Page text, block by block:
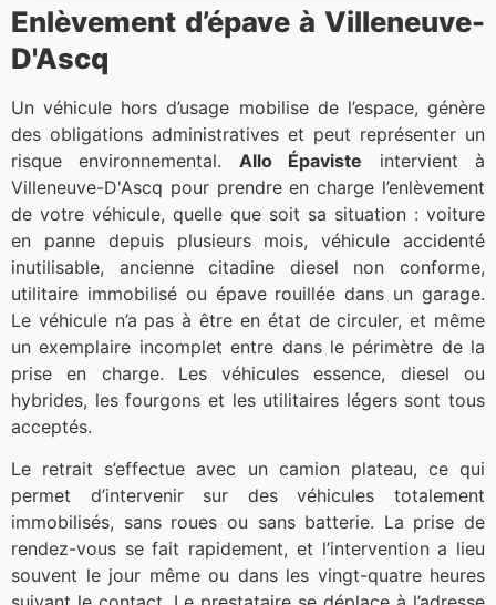
Enlèvement d’épave à Villeneuve-
D'Ascq
Un véhicule hors d’usage mobilise de l’espace, génère
des obligations administratives et peut représenter un
risque environnemental. Allo Épaviste intervient à
Villeneuve-D'Ascq pour prendre en charge l’enlèvement
de votre véhicule, quelle que soit sa situation : voiture
en panne depuis plusieurs mois, véhicule accidenté
inutilisable, ancienne citadine diesel non conforme,
utilitaire immobilisé ou épave rouillée dans un garage.
Le véhicule n’a pas à être en état de circuler, et même
un exemplaire incomplet entre dans le périmètre de la
prise en charge. Les véhicules essence, diesel ou
hybrides, les fourgons et les utilitaires légers sont tous
acceptés.
Le retrait s’effectue avec un camion plateau, ce qui
permet d’intervenir sur des véhicules totalement
immobilisés, sans roues ou sans batterie. La prise de
rendez-vous se fait rapidement, et l’intervention a lieu
souvent le jour même ou dans les vingt-quatre heures